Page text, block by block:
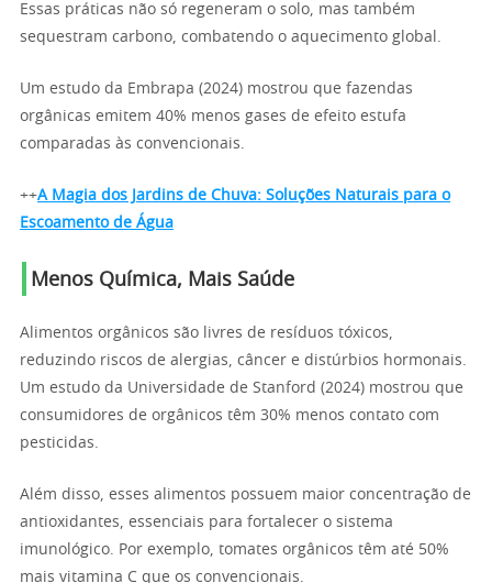
Essas práticas não só regeneram o solo, mas também
sequestram carbono, combatendo o aquecimento global.
Um estudo da Embrapa (2024) mostrou que fazendas
orgânicas emitem 40% menos gases de efeito estufa
comparadas às convencionais.
++A Magia dos Jardins de Chuva: Soluções Naturais para o
Escoamento de Água
Menos Química, Mais Saúde
Alimentos orgânicos são livres de resíduos tóxicos,
reduzindo riscos de alergias, câncer e distúrbios hormonais.
Um estudo da Universidade de Stanford (2024) mostrou que
consumidores de orgânicos têm 30% menos contato com
pesticidas.
Além disso, esses alimentos possuem maior concentração de
antioxidantes, essenciais para fortalecer o sistema
imunológico. Por exemplo, tomates orgânicos têm até 50%
mais vitamina C que os convencionais.